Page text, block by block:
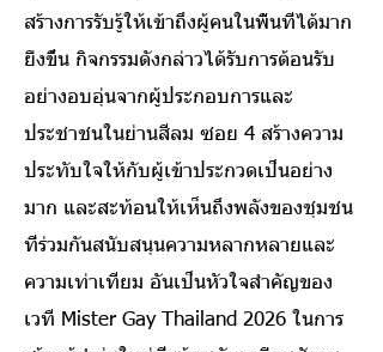
สร้างการรับรู้ให้เข้าถึงผู้คนในพื้นที่ได้มาก
ยิ่งขึ้น กิจกรรมดังกล่าวได้รับการต้อนรับ
อย่างอบอุ่นจากผู้ประกอบการและ
ประชาชนในย่านสีลม ซอย 4 สร้างความ
ประทับใจให้กับผู้เข้าประกวดเป็นอย่าง
มาก และสะท้อนให้เห็นถึงพลังของชุมชน
ที่ร่วมกันสนับสนุนความหลากหลายและ
ความเท่าเทียม อันเป็นหัวใจสำคัญของ
เวที Mister Gay Thailand 2026 ในการ